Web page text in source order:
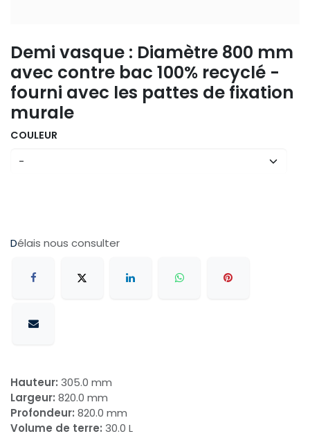
Demi vasque : Diamètre 800 mm
avec contre bac 100% recyclé -
fourni avec les pattes de fixation
murale
COULEUR
Délais nous consulter
Hauteur: 305.0 mm
Largeur: 820.0 mm
Profondeur: 820.0 mm
Volume de terre: 30.0 L